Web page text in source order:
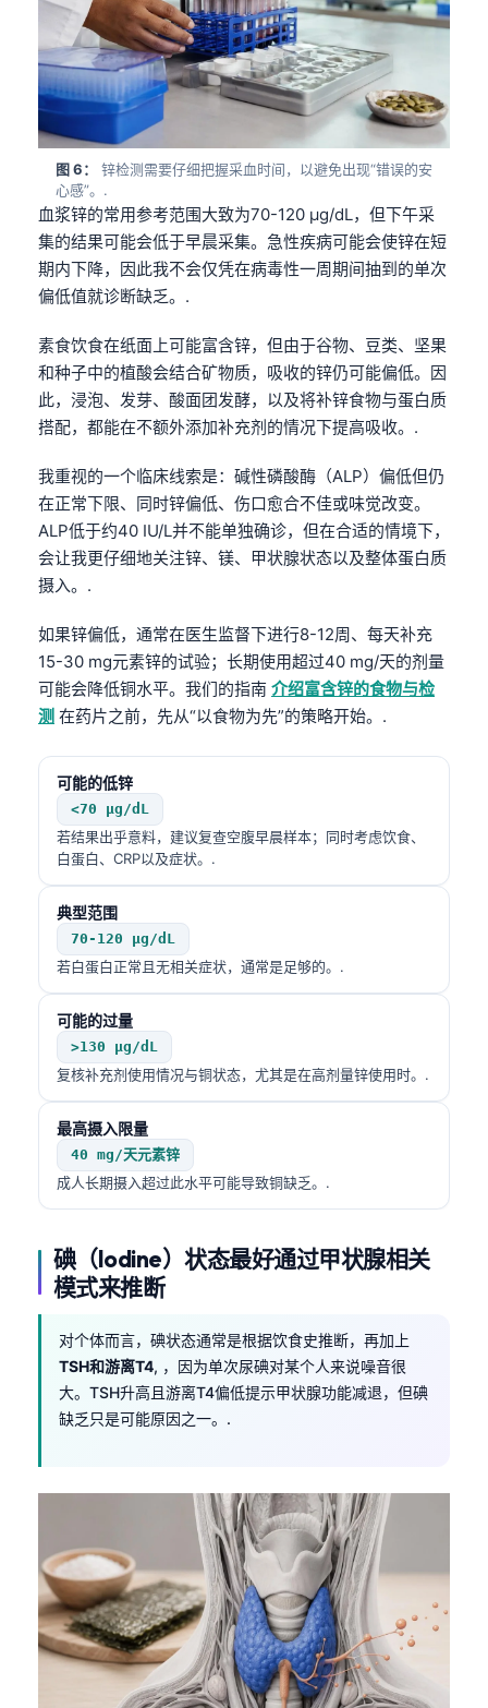
图 6：
锌检测需要仔细把握采血时间，以避免出现“错误的安
心感”。.
血浆锌的常用参考范围大致为70-120 µg/dL，但下午采
集的结果可能会低于早晨采集。急性疾病可能会使锌在短
期内下降，因此我不会仅凭在病毒性一周期间抽到的单次
偏低值就诊断缺乏。.
素食饮食在纸面上可能富含锌，但由于谷物、豆类、坚果
和种子中的植酸会结合矿物质，吸收的锌仍可能偏低。因
此，浸泡、发芽、酸面团发酵，以及将补锌食物与蛋白质
搭配，都能在不额外添加补充剂的情况下提高吸收。.
我重视的一个临床线索是：碱性磷酸酶（ALP）偏低但仍
在正常下限、同时锌偏低、伤口愈合不佳或味觉改变。
ALP低于约40 IU/L并不能单独确诊，但在合适的情境下，
会让我更仔细地关注锌、镁、甲状腺状态以及整体蛋白质
摄入。.
如果锌偏低，通常在医生监督下进行8-12周、每天补充
15-30 mg元素锌的试验；长期使用超过40 mg/天的剂量
可能会降低铜水平。我们的指南 介绍富含锌的食物与检
测 在药片之前，先从“以食物为先”的策略开始。.
可能的低锌
<70 µg/dL
若结果出乎意料，建议复查空腹早晨样本；同时考虑饮食、
白蛋白、CRP以及症状。.
典型范围
70-120 µg/dL
若白蛋白正常且无相关症状，通常是足够的。.
可能的过量
>130 µg/dL
复核补充剂使用情况与铜状态，尤其是在高剂量锌使用时。.
最高摄入限量
40 mg/天元素锌
成人长期摄入超过此水平可能导致铜缺乏。.
碘（Iodine）状态最好通过甲状腺相关
模式来推断
对个体而言，碘状态通常是根据饮食史推断，再加上
TSH和游离T4, ，因为单次尿碘对某个人来说噪音很
大。TSH升高且游离T4偏低提示甲状腺功能减退，但碘
缺乏只是可能原因之一。.
සිංහල
অসমীয়া
Galego
Latviešu valoda
Македонски јазик
Occitan
العربية المغربية
Afrikaans
ພາສາລາວ
Basa Jawa
Cebuano
ئۇيغۇرچە
Кыргызча
Татар теле
Беларуская мова
Esperanto
Frysk
Ślōnskŏ gŏdka
Norsk bokmål